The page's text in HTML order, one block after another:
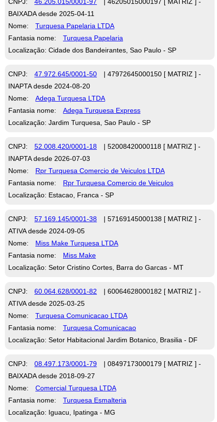
BAIXADA desde 2025-04-11
Nome:
Turquesa Papelaria LTDA
Fantasia nome:
Turquesa Papelaria
Localização: Cidade dos Bandeirantes, Sao Paulo - SP
CNPJ: 47.972.645/0001-50
| 47972645000150 [ MATRIZ ] -
INAPTA desde 2024-08-20
Nome:
Adega Turquesa LTDA
Fantasia nome:
Adega Turquesa Express
Localização: Jardim Turquesa, Sao Paulo - SP
CNPJ: 52.008.420/0001-18
| 52008420000118 [ MATRIZ ] -
INAPTA desde 2026-07-03
Nome:
Rpr Turquesa Comercio de Veiculos LTDA
Fantasia nome:
Rpr Turquesa Comercio de Veiculos
Localização: Estacao, Franca - SP
CNPJ: 57.169.145/0001-38
| 57169145000138 [ MATRIZ ] -
ATIVA desde 2024-09-05
Nome:
Miss Make Turquesa LTDA
Fantasia nome:
Miss Make
Localização: Setor Cristino Cortes, Barra do Garcas - MT
CNPJ: 60.064.628/0001-82
| 60064628000182 [ MATRIZ ] -
ATIVA desde 2025-03-25
Nome:
Turquesa Comunicacao LTDA
Fantasia nome:
Turquesa Comunicacao
Localização: Setor Habitacional Jardim Botanico, Brasilia - DF
CNPJ: 08.497.173/0001-79
| 08497173000179 [ MATRIZ ] -
BAIXADA desde 2018-09-27
Nome:
Comercial Turquesa LTDA
Fantasia nome:
Turquesa Esmalteria
Localização: Iguacu, Ipatinga - MG